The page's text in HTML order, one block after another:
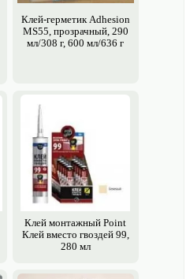
Клей-герметик Adhesion
MS55, прозрачный, 290
мл/308 г, 600 мл/636 г
Клей монтажный Point
Клей вместо гвоздей 99,
280 мл